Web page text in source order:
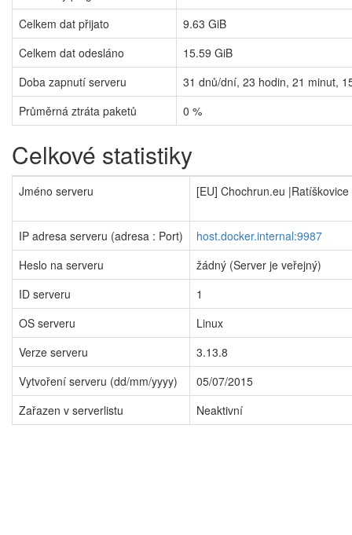
Celkem dat přijato
9.63 GiB
Celkem dat odesláno
15.59 GiB
Doba zapnutí serveru
31 dnů/dní, 23 hodin, 21 minut,
Průměrná ztráta paketů
0 %
Celkové statistiky
Jméno serveru [EU] Chochrun.eu
IP adresa serveru (adresa : Port)
host.docker.internal:9987
Heslo na serveru
žádný (Server je veřejný)
ID serveru
1
OS serveru
Linux
Verze serveru
3.13.8
Vytvoření serveru (dd/mm/yyyy)
05/07/2015
Zařazen v serverlistu
Neaktivní